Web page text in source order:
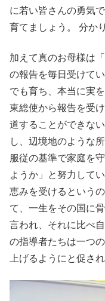
に若い皆さんの勇気
育てましょう。 分か
加えて真のお母様は
の報告を毎日受けて
でも育ち、本当に実
東総使から報告を受
道することができな
し、辺境地のような
服従の基準で家庭を
ようか」と努力して
恵みを受けるという
て、一生をその国に
言われ、それに比べ
の指導者たちは一つ
上げるようにと促され